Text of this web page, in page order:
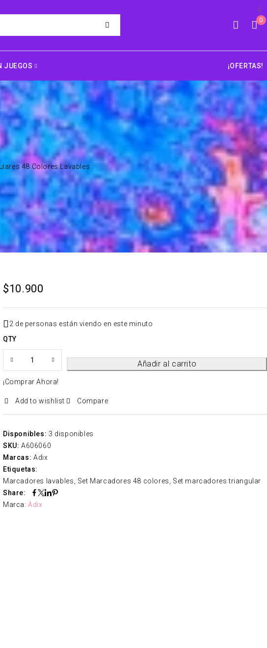
0
JUEGOS ¡OFERTAS!
48 Colores Lavables
$10.900
2 de personas están viendo en este minuto
QTY
Añadir al carrito
¡Comprar Ahora!
Add to wishlist Compare
Disponibles: 3 disponibles
SKU:A606060
Marcas: Adix
Etiquetas:
Marcadores lavables
Set Marcadores 48 colores
Set marcadores triangular
Share:
Marca:Adix